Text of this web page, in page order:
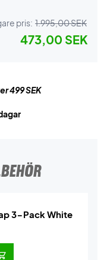
pris: 1.995,00 SEK
473,00 SEK
499 SEK
3-Pack White